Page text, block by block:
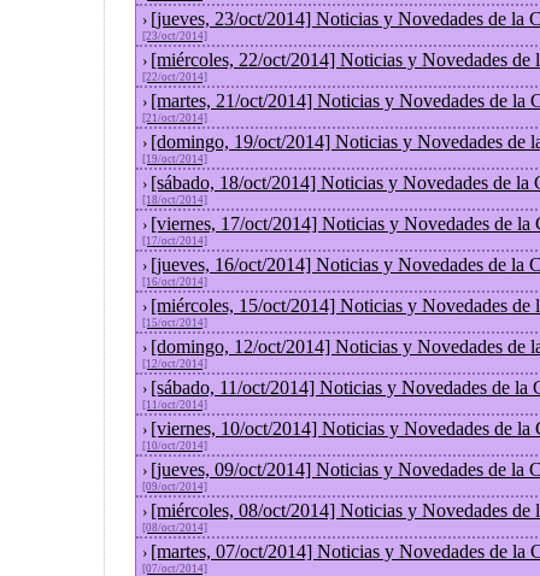
› [jueves, 23/oct/2014] Noticias y Novedades de la
[23/oct/2014]
› [miércoles, 22/oct/2014] Noticias y Novedades de
[22/oct/2014]
› [martes, 21/oct/2014] Noticias y Novedades de la
[21/oct/2014]
› [domingo, 19/oct/2014] Noticias y Novedades de
[19/oct/2014]
› [sábado, 18/oct/2014] Noticias y Novedades de la
[18/oct/2014]
› [viernes, 17/oct/2014] Noticias y Novedades de la
[17/oct/2014]
› [jueves, 16/oct/2014] Noticias y Novedades de la
[16/oct/2014]
› [miércoles, 15/oct/2014] Noticias y Novedades de
[15/oct/2014]
› [domingo, 12/oct/2014] Noticias y Novedades de
[12/oct/2014]
› [sábado, 11/oct/2014] Noticias y Novedades de la
[11/oct/2014]
› [viernes, 10/oct/2014] Noticias y Novedades de la
[10/oct/2014]
› [jueves, 09/oct/2014] Noticias y Novedades de la
[09/oct/2014]
› [miércoles, 08/oct/2014] Noticias y Novedades de
[08/oct/2014]
› [martes, 07/oct/2014] Noticias y Novedades de la
[07/oct/2014]